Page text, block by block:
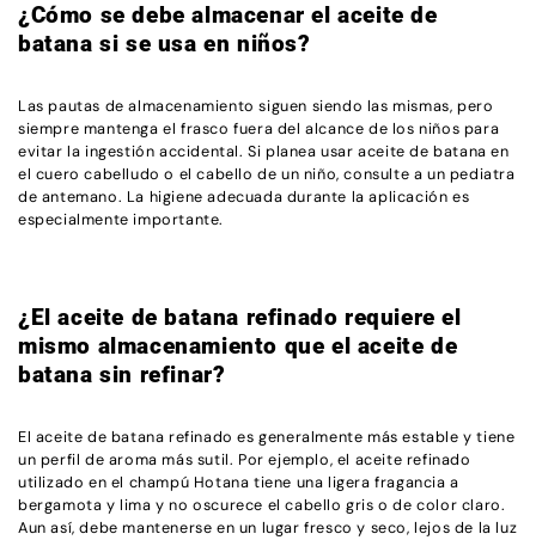
¿Cómo se debe almacenar el aceite de
batana si se usa en niños?
Las pautas de almacenamiento siguen siendo las mismas, pero
siempre mantenga el frasco fuera del alcance de los niños para
evitar la ingestión accidental. Si planea usar aceite de batana en
el cuero cabelludo o el cabello de un niño, consulte a un pediatra
de antemano. La higiene adecuada durante la aplicación es
especialmente importante.
¿El aceite de batana refinado requiere el
mismo almacenamiento que el aceite de
batana sin refinar?
El aceite de batana refinado es generalmente más estable y tiene
un perfil de aroma más sutil. Por ejemplo, el aceite refinado
utilizado en el champú Hotana tiene una ligera fragancia a
bergamota y lima y no oscurece el cabello gris o de color claro.
Aun así, debe mantenerse en un lugar fresco y seco, lejos de la luz